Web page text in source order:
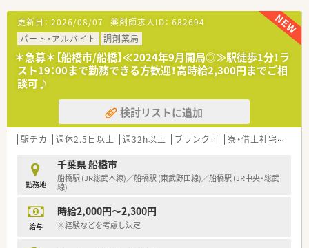
≪最先端の技術を積極的に採用≫
■分譲で行っていた作業のほとんどがオンライン上でできるよ
うになり、医薬品に精通していない人でも扱いやすいとの評判で
す。
■薬剤師をより対人業務に専念させたい考えのため、患者への服
との連携に関する報告作成などに注力できる環境です。
更新日： 2026/08/07 薬剤師求人ID： 682694
パート・アルバイト
調剤薬局
＊急募＊【船橋市/船橋】≪2024年9月開局◎≫駅徒歩1分！ラ
スト19：00まで勤務できる方歓迎！高時給2,300円までご相
談可♪
検討リストに追加
駅チカ 週休2.5日以上 週32h以上 ブランク可 寮・借上社宅あり
勤務地
千葉県 船橋市
船橋駅 (JR総武本線)／船橋駅 (東武野田線)／船橋駅 (JR中央・総武
線)
給与
時給2,000円～2,300円
※経験などを考慮し決定